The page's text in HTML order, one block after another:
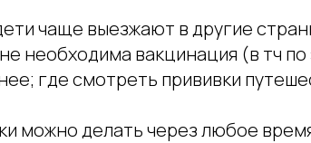
чаще выезжают в другие
необходима вакцинация (в тч
где смотреть прививки
можно делать через любое